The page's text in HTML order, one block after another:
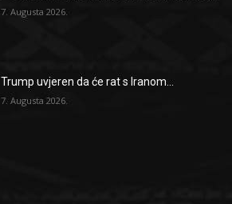
7. Augusta 2026.
Trump uvjeren da će rat s Iranom...
7. Augusta 2026.